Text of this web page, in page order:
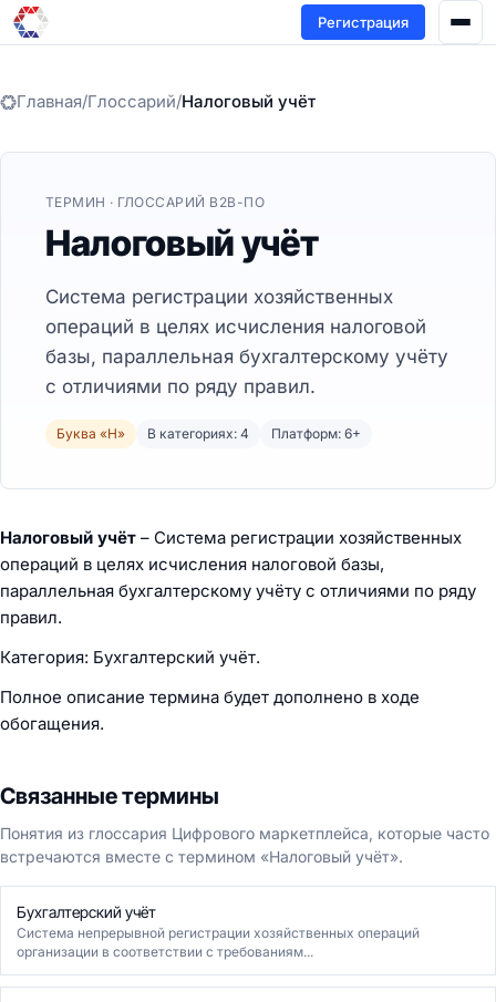
Регистрация
Главная/Глоссарий/Налоговый учёт
ТЕРМИН · ГЛОССАРИЙ B2B-ПО
Налоговый учёт
Система регистрации хозяйственных
операций в целях исчисления налоговой
базы, параллельная бухгалтерскому учёту
с отличиями по ряду правил.
Буква «Н» В категориях: 4 Платформ: 6+
Налоговый учёт – Система регистрации хозяйственных
операций в целях исчисления налоговой базы,
параллельная бухгалтерскому учёту с отличиями по ряду
правил.
Категория: Бухгалтерский учёт.
Полное описание термина будет дополнено в ходе
обогащения.
Связанные термины
Понятия из глоссария Цифрового маркетплейса, которые часто
встречаются вместе с термином «Налоговый учёт».
Бухгалтерский учёт
Система непрерывной регистрации хозяйственных операций
организации в соответствии с требованиям...